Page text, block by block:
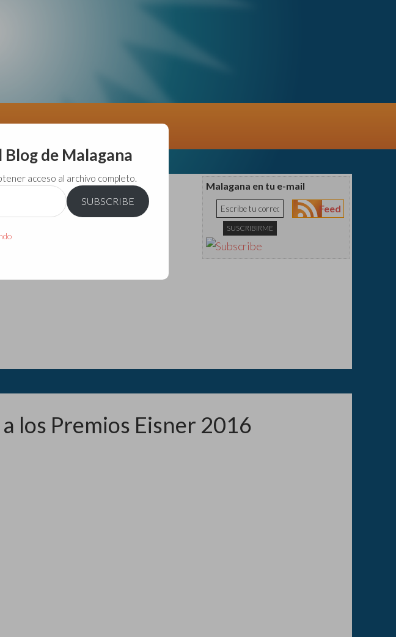
Malagana en tu e-mail
Feed
los Premios Eisner 2016
Blog de Malagana
acceso al archivo completo.
SUBSCRIBE